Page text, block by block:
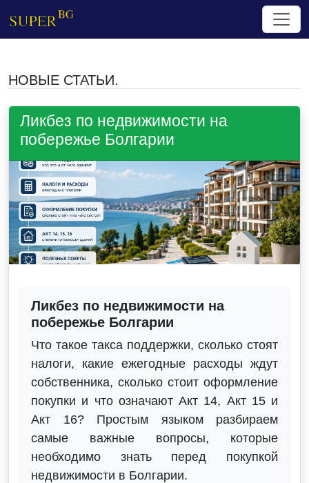
НОВЫЕ СТАТЬИ.
Ликбез по недвижимости на
побережье Болгарии
Ликбез по недвижимости на
побережье Болгарии
Что такое такса поддержки, сколько стоят
налоги, какие ежегодные расходы ждут
собственника, сколько стоит оформление
покупки и что означают Акт 14, Акт 15 и
Акт 16? Простым языком разбираем
самые важные вопросы, которые
необходимо знать перед покупкой
недвижимости в Болгарии.